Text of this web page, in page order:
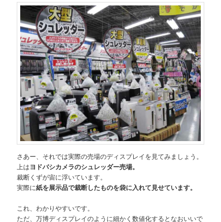
さあー、それでは実際の売場のディスプレイを見てみましょう。
上はヨドバシカメラのシュレッダー売場。
裁断くずが宙に浮いています。
実際に紙を展示品で裁断したものを袋に入れて見せています。
これ、わかりやすいです。
ただ、万博ディスプレイのように細かく数値化するとなおいいで